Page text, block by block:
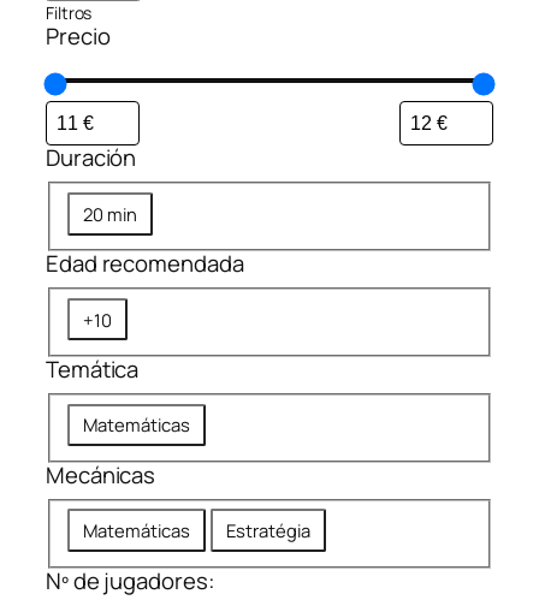
Filtros
Precio
Duración
D
u
r
a
i
ó
n
20 min
Edad recomendada
E
d
a
d
e
c
o
m
e
+10
Temática
T
e
m
á
i
Matemáticas
Mecánicas
e
c
Matemáticas Estratégia
Nº de jugadores: